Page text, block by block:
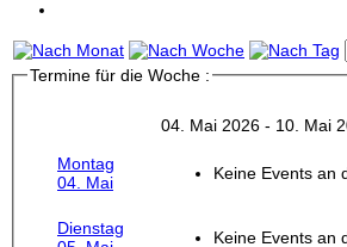
Termine für die Woche :
04. Mai 2026 - 10. Mai
Montag
04. Mai
Keine Events an
Dienstag
Keine Events an